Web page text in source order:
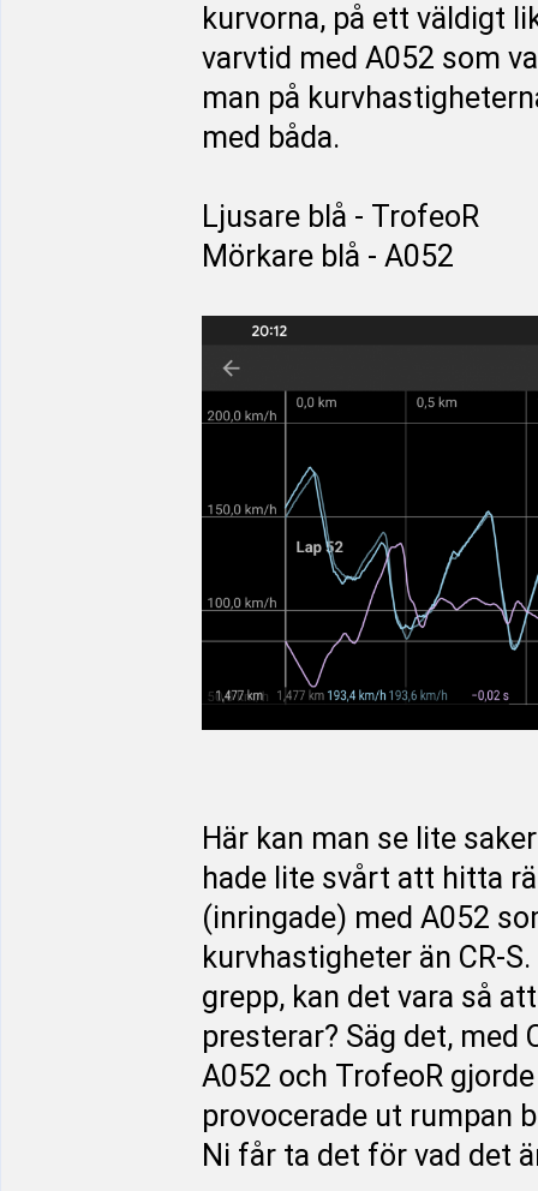
kurvorna, på ett väldigt
varvtid med A052 som
man på
med båda.
Ljusare blå - TrofeoR
Mörkare blå - A052
Här kan man se lite
hade lite svårt att hitta
(inringade) med A052
kurvhastigheter än CR-
grepp, kan det vara så
presterar? Säg det, med
A052 och TrofeoR
provocerade ut rumpan
Ni får ta det för vad det